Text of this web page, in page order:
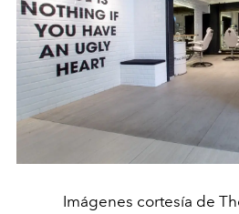
Imágenes cortesía de